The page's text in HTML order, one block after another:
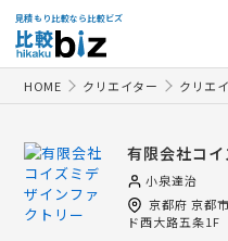
見積もり比較なら比較ビズ
HOME クリエイター クリエ
有限会社コ
小泉達治
京都府 京都市
ド西大路五条1F